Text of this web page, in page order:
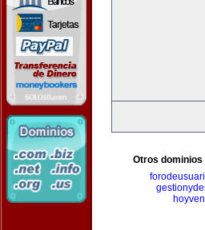
Otros dominios